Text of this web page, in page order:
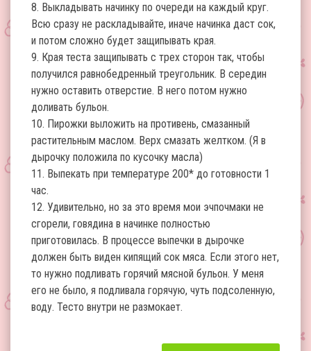
8. Выкладывать начинку по очереди на каждый круг.
Всю сразу не раскладывайте, иначе начинка даст сок,
и потом сложно будет защипывать края.
9. Края теста защипывать с трех сторон так, чтобы
получился равнобедренный треугольник. В середин
нужно оставить отверстие. В него потом нужно
доливать бульон.
10. Пирожки выложить на противень, смазанный
растительным маслом. Верх смазать желтком. (Я в
дырочку положила по кусочку масла)
11. Выпекать при температуре 200* до готовности 1
час.
12. Удивительно, но за это время мои эчпочмаки не
сгорели, говядина в начинке полностью
приготовилась. В процессе выпечки в дырочке
должен быть виден кипящий сок мяса. Если этого нет,
то нужно подливать горячий мясной бульон. У меня
его не было, я подливала горячую, чуть подсоленную,
воду. Тесто внутри не размокает.